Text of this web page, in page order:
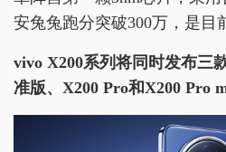
安兔兔跑分突破300万，是目
vivo X200系列将同时发布三
准版、X200 Pro和X200 Pro